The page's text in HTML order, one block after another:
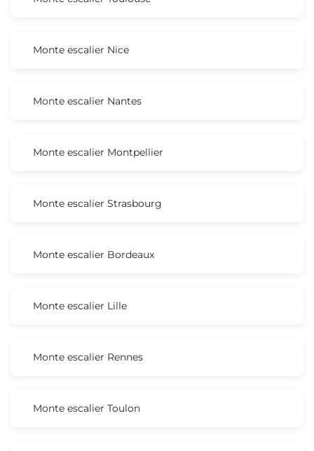
Monte escalier Nice
Monte escalier Nantes
Monte escalier Montpellier
Monte escalier Strasbourg
Monte escalier Bordeaux
Monte escalier Lille
Monte escalier Rennes
Monte escalier Toulon